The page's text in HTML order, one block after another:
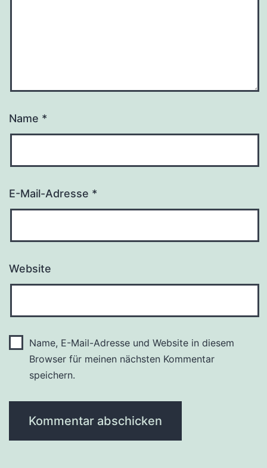
Name *
E-Mail-Adresse *
Website
Name, E-Mail-Adresse und Website in diesem
Browser für meinen nächsten Kommentar
speichern.